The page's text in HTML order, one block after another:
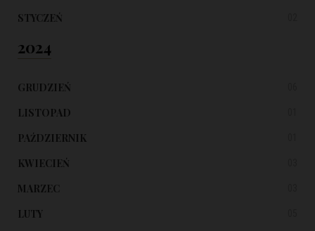
STYCZEŃ
2024
GRUDZIEŃ
LISTOPAD
PAŹDZIERNIK
KWIECIEŃ
MARZEC
LUTY